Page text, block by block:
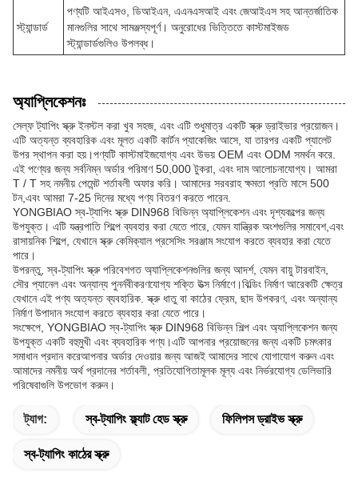
স্ট্যান্ডার্ড
পণ্যটি আইএসও, ডিআইএন, এএনএসআই এবং জেআইএস সহ আন্তর্জাতিক
মানগুলির সাথে সামঞ্জস্যপূর্ণ। অনুরোধের ভিত্তিতে কাস্টমাইজড
স্ট্যান্ডার্ডগুলিও উপলব্ধ।
অ্যাপ্লিকেশনঃ
সেল্ফ ট্যাপিং স্ক্রু ইনস্টল করা খুব সহজ, এবং এটি শুধুমাত্র একটি স্ক্রু ড্রাইভার প্রয়োজন।
এটি অত্যন্ত ব্যবহারিক এবং মূলত একটি কার্টন প্যাকেজিং আসে, যা তারপর একটি প্যালেট
উপর স্থাপন করা হয়।পণ্যটি কাস্টমাইজযোগ্য এবং উভয় OEM এবং ODM সমর্থন করে.
এই পণ্যের জন্য সর্বনিম্ন অর্ডার পরিমাণ 50,000 টুকরা, এবং দাম আলোচনাযোগ্য। আমরা
T / T সহ নমনীয় পেমেন্ট শর্তাবলী অফার করি। আমাদের সরবরাহ ক্ষমতা প্রতি মাসে 500
টন,এবং আমরা 7-25 দিনের মধ্যে পণ্য বিতরণ করতে পারেন.
YONGBIAO স্ব-ট্যাপিং স্ক্রু DIN968 বিভিন্ন অ্যাপ্লিকেশন এবং দৃশ্যকল্পের জন্য
উপযুক্ত। এটি যন্ত্রপাতি শিল্পে ব্যবহার করা যেতে পারে, যেমন যান্ত্রিক অংশগুলির সমাবেশ,এবং
রাসায়নিক শিল্পে, যেখানে স্ক্রু কেমিক্যাল প্রসেসিং সরঞ্জাম সংযোগ করতে ব্যবহার করা যেতে
পারে।
উপরন্তু, স্ব-ট্যাপিং স্ক্রু পরিবেশগত অ্যাপ্লিকেশনগুলির জন্য আদর্শ, যেমন বায়ু টারবাইন,
সৌর প্যানেল এবং অন্যান্য পুনর্নবীকরণযোগ্য শক্তি উত্স নির্মাণে।বিল্ডিং নির্মাণ আরেকটি ক্ষেত্র
যেখানে এই পণ্য অত্যন্ত ব্যবহারিক. স্ক্রু ধাতু বা কাঠের ফ্রেম, ছাদ উপকরণ, এবং অন্যান্য
নির্মাণ উপাদান সংযোগ করতে ব্যবহার করা যেতে পারে।
সংক্ষেপে, YONGBIAO স্ব-ট্যাপিং স্ক্রু DIN968 বিভিন্ন শিল্প এবং অ্যাপ্লিকেশন জন্য
উপযুক্ত একটি বহুমুখী এবং ব্যবহারিক পণ্য।এটি আপনার প্রয়োজনের জন্য একটি চমৎকার
সমাধান প্রদান করেআপনার অর্ডার দেওয়ার জন্য আজই আমাদের সাথে যোগাযোগ করুন এবং
আমাদের নমনীয় অর্থ প্রদানের শর্তাবলী, প্রতিযোগিতামূলক মূল্য এবং নির্ভরযোগ্য ডেলিভারি
পরিষেবাগুলি উপভোগ করুন।
ট্যাগ: স্ব-ট্যাপিং ফ্ল্যাট হেড স্ক্রু ফিলিপস ড্রাইভ স্ক্রু
স্ব-ট্যাপিং কাঠের স্ক্রু